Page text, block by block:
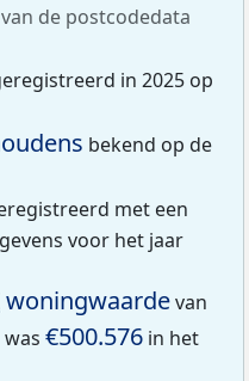
de postcodedata
in 2025 op
bekend op de
met een
voor het jaar
woningwaardevan
€500.576 in het